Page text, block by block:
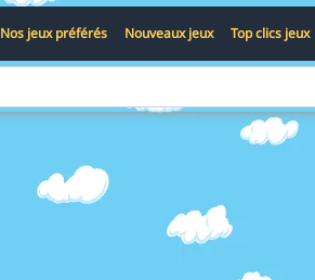
Nos jeux préférés Nouveaux jeux Top clics jeux